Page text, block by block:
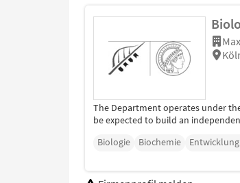
The Department operates under
be expected to build an
Biologie
Biochemie